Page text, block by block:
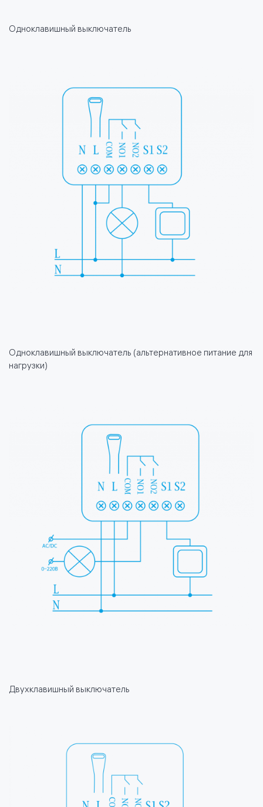
Одноклавишный выключатель
Одноклавишный выключатель (альтернативное питание для
нагрузки)
Двухклавишный выключатель